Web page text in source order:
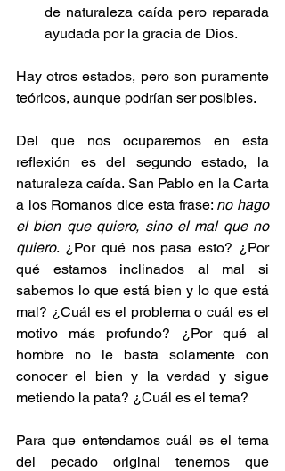
de naturaleza caída pero reparada
ayudada por la gracia de Dios.
Hay otros estados, pero son puramente
teóricos, aunque podrían ser posibles.
Del que nos ocuparemos en esta
reflexión es del segundo estado, la
naturaleza caída. San Pablo en la Carta
a los Romanos dice esta frase: no hago
el bien que quiero, sino el mal que no
quiero. ¿Por qué nos pasa esto? ¿Por
qué estamos inclinados al mal si
sabemos lo que está bien y lo que está
mal? ¿Cuál es el problema o cuál es el
motivo más profundo? ¿Por qué al
hombre no le basta solamente con
conocer el bien y la verdad y sigue
metiendo la pata? ¿Cuál es el tema?
Para que entendamos cuál es el tema
del pecado original tenemos que